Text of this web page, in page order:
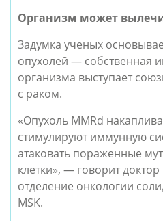
Организм может
Задумка ученых
опухолей — собственная
организма выступает
с раком.
«Опухоль MMRd
стимулируют иммунную
атаковать пораженные
клетки», — говорит
отделение онкологии
MSK.